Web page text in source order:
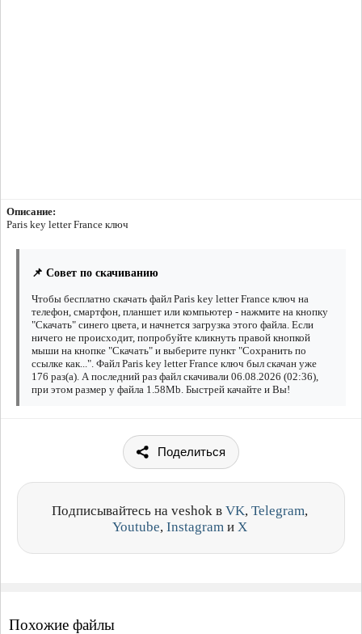
Описание:
Paris key letter France ключ
📌 Совет по скачиванию
Чтобы бесплатно скачать файл Paris key letter France ключ на
телефон, смартфон, планшет или компьютер - нажмите на кнопку
"Скачать" синего цвета, и начнется загрузка этого файла. Если
ничего не происходит, попробуйте кликнуть правой кнопкой
мыши на кнопке "Скачать" и выберите пункт "Сохранить по
ссылке как...". Файл Paris key letter France ключ был скачан уже
176 раз(а). А последний раз файл скачивали 06.08.2026 (02:36),
при этом размер у файла 1.58Mb. Быстрей качайте и Вы!
Поделиться
Подписывайтесь на veshok в VK, Telegram,
Youtube, Instagram и X
Похожие файлы